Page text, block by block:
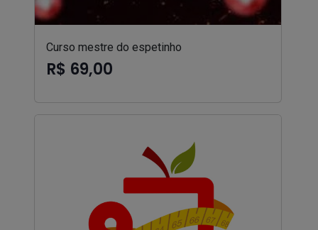
Curso mestre do espetinho
R$ 69,00